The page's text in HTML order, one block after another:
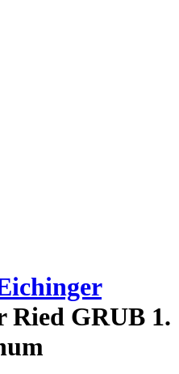
Ried GRUB 1.